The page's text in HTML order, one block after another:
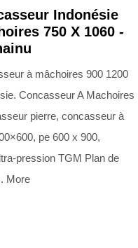
Indonésie
750 X 1060 -
à mâchoires 900 1200
Concasseur A Machoires
pierre, concasseur à
pe 600 x 900,
pression TGM Plan de
More